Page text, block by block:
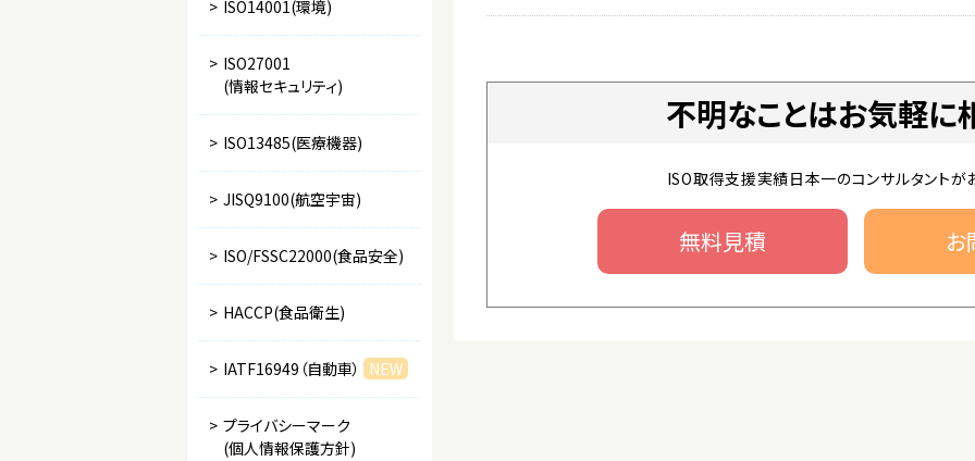
> ISO14001(環境)
> ISO27001
(情報セキュリティ)
> ISO13485(医療機器)
> JISQ9100(航空宇宙)
> ISO/FSSC22000(食品安全)
> HACCP(食品衛生)
> IATF16949（自動車） NEW
> プライバシーマーク
(個人情報保護方針)
不明なことはお気軽に
ISO取得支援実績日本一のコンサルタントが
無料見積 お